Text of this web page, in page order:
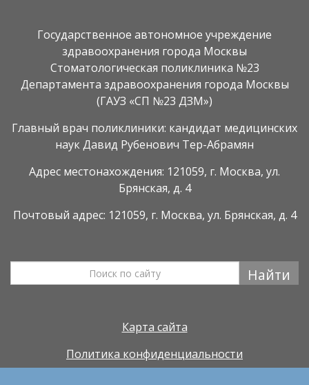
Государственное автономное учреждение
здравоохранения города Москвы
Стоматологическая поликлиника №23
Департамента здравоохранения города Москвы
(ГАУЗ «СП №23 ДЗМ»)
Главный врач поликлиники: кандидат медицинских
наук Давид Рубенович Тер-Абрамян
Адрес местонахождения: 121059, г. Москва, ул.
Брянская, д. 4
Почтовый адрес: 121059, г. Москва, ул. Брянская, д. 4
Найти
Карта сайта
Политика конфиденциальности